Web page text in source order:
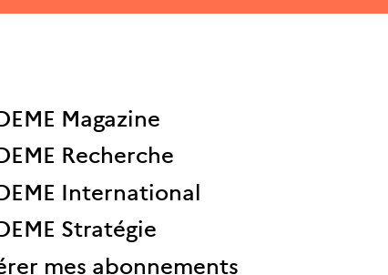
Magazine
Recherche
International
Stratégie
mes abonnements